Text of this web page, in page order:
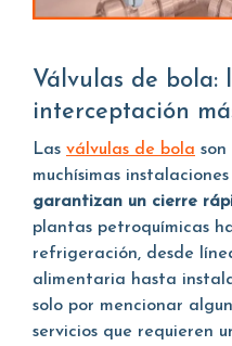
Válvulas de bola: las válvulas de
interceptación
Las válvulas de bola son
muchísimas
garantizan un cierre
plantas petroquímicas
refrigeración, desde
alimentaria hasta
solo por mencionar
servicios que requieren